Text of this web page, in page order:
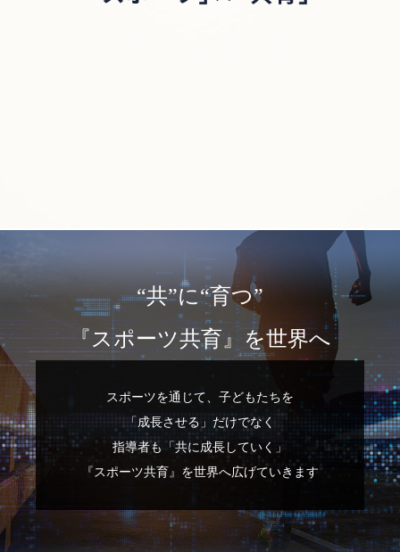
“共”に“育つ”
『スポーツ共育』を世界へ
スポーツを通じて、子どもたちを
「成長させる」だけでなく
指導者も「共に成長していく」
『スポーツ共育』を世界へ広げていきます